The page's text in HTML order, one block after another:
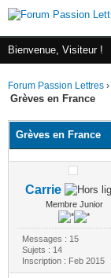
Bienvenue, Visiteur !
Forum Passion Lettres ›
Grèves en France
Grèves en France
Carrie
Membre Junior
Messages : 15
Sujets : 14
Inscription : Feb 2015